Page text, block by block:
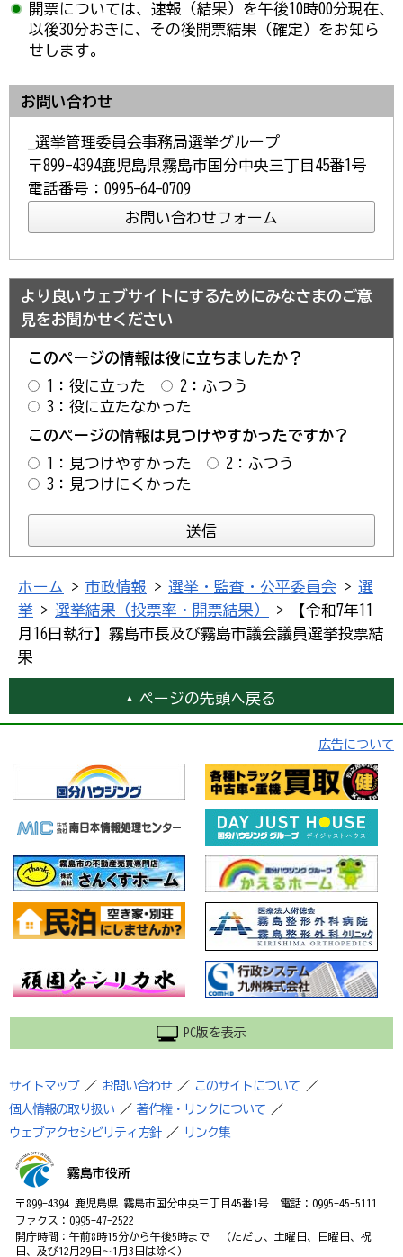
開票については、速報（結果）を午後10時00分現在、
以後30分おきに、その後開票結果（確定）をお知ら
せします。
お問い合わせ
_選挙管理委員会事務局選挙グループ
〒899-4394鹿児島県霧島市国分中央三丁目45番1号
電話番号：0995-64-0709
より良いウェブサイトにするためにみなさまのご意
見をお聞かせください
このページの情報は役に立ちましたか？
1：役に立った
2：ふつう
3：役に立たなかった
このページの情報は見つけやすかったですか？
1：見つけやすかった
2：ふつう
3：見つけにくかった
ホーム > 市政情報 > 選挙・監査・公平委員会 > 選
挙 > 選挙結果（投票率・開票結果）
> 【令和7年11
月16日執行】霧島市長及び霧島市議会議員選挙投票結
果
ページの先頭へ戻る
広告について
PC版を表示
サイトマップ ／ お問い合わせ ／ このサイトについて
／
個人情報の取り扱い
／ 著作権・リンクについて
／
ウェブアクセシビリティ方針
／ リンク集
霧島市役所
〒899-4394 鹿児島県 霧島市国分中央三丁目45番1号 電話：0995-45-5111
ファクス：0995-47-2522
開庁時間：午前8時15分から午後5時まで （ただし、土曜日、日曜日、祝
日、及び12月29日～1月3日は除く）